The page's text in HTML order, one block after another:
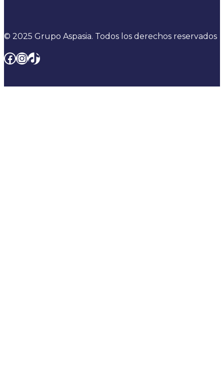
© 2025 Grupo Aspasia. Todos los derechos reservados
Facebook
Instagram
TikTok